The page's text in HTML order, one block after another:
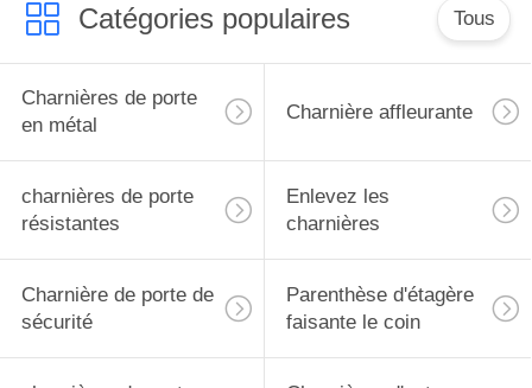
Catégories populaires Tous
Charnières de porte
en métal
Charnière affleurante
charnières de porte
résistantes
Enlevez les
charnières
Charnière de porte de
sécurité
Parenthèse d'étagère
faisante le coin